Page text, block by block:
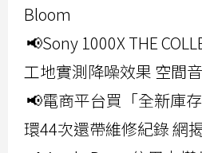
Bloom
📢Sony 1000X THE
工地實測降噪效果 空間
📢電商平台買「全新庫
環44次還帶維修紀錄 網